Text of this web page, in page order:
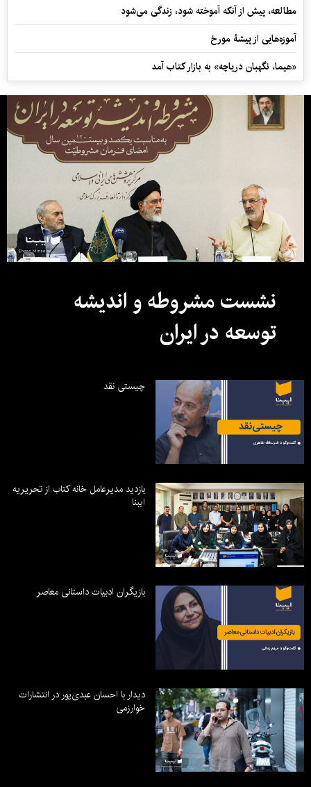
مطالعه، پیش از آنکه آموخته شود، زندگی می‌شود
آموزه‌هایی از پیشۀ مورخ
«هیما، نگهبان دریاچه» به بازار کتاب آمد
نشست مشروطه و اندیشه
توسعه در ایران
چیستی نقد
بازدید مدیرعامل خانه کتاب از تحریریه
ایبنا
بازیگران ادبیات داستانی معاصر
دیدار با احسان عبدی‌پور در انتشارات
خوارزمی